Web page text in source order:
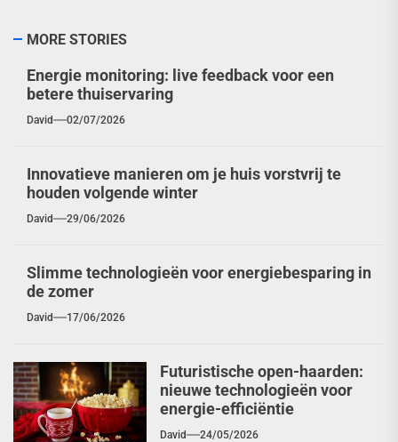
MORE STORIES
Energie monitoring: live feedback voor een
betere thuiservaring
David 02/07/2026
Innovatieve manieren om je huis vorstvrij te
houden volgende winter
David 29/06/2026
Slimme technologieën voor energiebesparing in
de zomer
David 17/06/2026
Futuristische open-haarden:
nieuwe technologieën voor
energie-efficiëntie
David 24/05/2026